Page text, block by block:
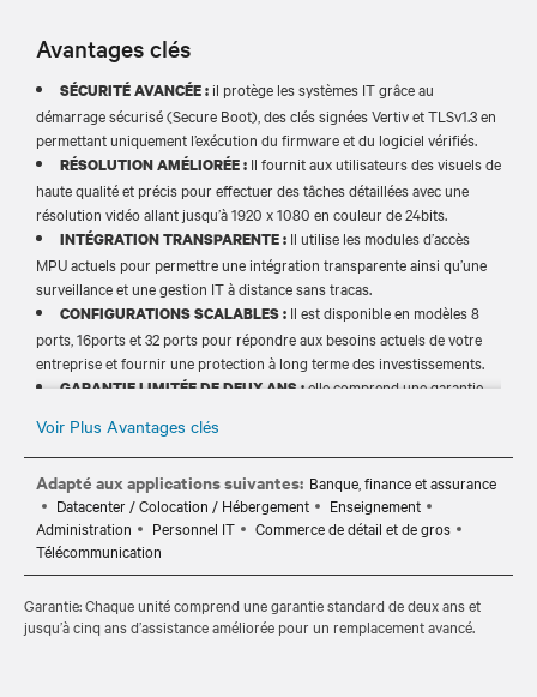
Avantages clés
SÉCURITÉ AVANCÉE : il protège les systèmes IT grâce au
démarrage sécurisé (Secure Boot), des clés signées Vertiv et TLSv1.3 en
permettant uniquement l’exécution du firmware et du logiciel vérifiés.
RÉSOLUTION AMÉLIORÉE : Il fournit aux utilisateurs des visuels de
haute qualité et précis pour effectuer des tâches détaillées avec une
résolution vidéo allant jusqu’à 1920 x 1080 en couleur de 24bits.
INTÉGRATION TRANSPARENTE : Il utilise les modules d’accès
MPU actuels pour permettre une intégration transparente ainsi qu’une
surveillance et une gestion IT à distance sans tracas.
CONFIGURATIONS SCALABLES : Il est disponible en modèles 8
ports, 16ports et 32 ports pour répondre aux besoins actuels de votre
entreprise et fournir une protection à long terme des investissements.
GARANTIE LIMITÉE DE DEUX ANS :elle comprend une garantie
remplacement avancé et une tranquillité d’esprit à long terme.
Voir Plus Avantages clés
Adapté aux applications suivantes: Banque, finance et assurance
Datacenter / Colocation / Hébergement
Enseignement
Administration
Personnel IT
Commerce de détail et de gros
Télécommunication
Garantie: Chaque unité comprend une garantie standard de deux ans et
jusqu’à cinq ans d’assistance améliorée pour un remplacement avancé.